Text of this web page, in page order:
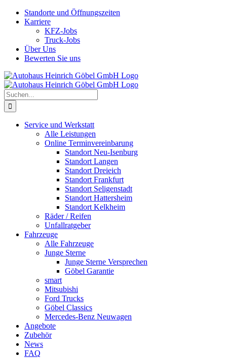
Skip
Standorte und Öffnungszeiten
Karriere
KFZ-Jobs
Truck-Jobs
Über Uns
Bewerten Sie uns
Suche
nach:
Service und Werkstatt
Alle Leistungen
Online Terminvereinbarung
Standort Neu-Isenburg
Standort Langen
Standort Dreieich
Standort Frankfurt
Standort Seligenstadt
Standort Hattersheim
Standort Kelkheim
Räder / Reifen
Unfallratgeber
Fahrzeuge
Alle Fahrzeuge
Junge Sterne
Junge Sterne Versprechen
Göbel Garantie
smart
Mitsubishi
Ford Trucks
Göbel Classics
Mercedes-Benz Neuwagen
Angebote
Zubehör
News
FAQ